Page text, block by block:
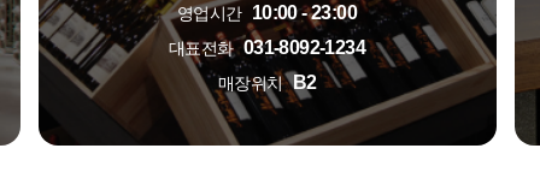
영업시간 10:00 - 23:00
대표전화 031-8092-1234
매장위치 B2